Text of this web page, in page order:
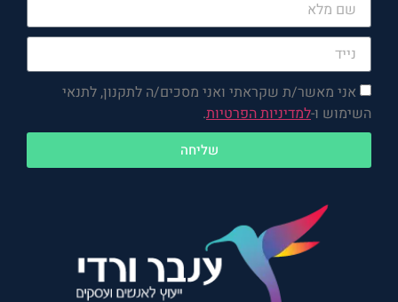
אני מאשר/ת שקראתי ואני מסכים/ה לתקנון, לתנאי
השימוש ו-למדיניות הפרטיות.
שליחה